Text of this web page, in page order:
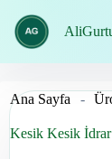
geç
Ana Sayfa -
Kesik Kesik